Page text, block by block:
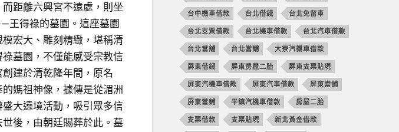
距離六興宮不遠處，則坐
王得祿的墓園。這座墓園
宏大、雕刻精緻，堪稱清
墓園，不僅能感受宗教信
建於清乾隆年間，原名
媽祖神像，據傳是從湄洲
大遶境活動，吸引眾多信
後，由朝廷賜葬於此。墓
台中機車借款 台北借錢 台北免留車
台北支票借款 台北機車借款 台北汽車借款
台北當舖 台北當鋪 大寮汽機車借款
屏東借錢 屏東房屋二胎 屏東支票貼現
屏東汽機車借款 屏東汽車借款 屏東當舖
屏東當鋪 平鎮汽機車借款 房屋二胎
支票借款 支票貼現 新北黃金借款